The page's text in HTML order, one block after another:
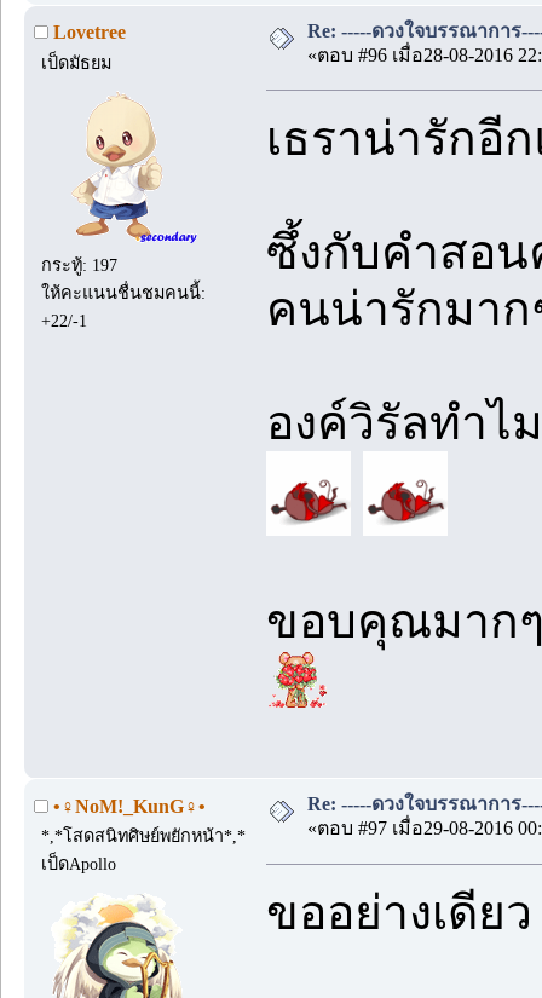
Lovetree
เป็ดมัธยม
กระทู้: 197
ให้คะแนนชื่นชมคนนี้:
+22/-1
Re: -----ดวงใจบรรณาการ
«ตอบ #96 เมื่อ28-08-2016
เธราน่ารักอี
ซึ้งกับคำสอน
คนน่ารักมาก
องค์วิรัลทำไ
ขอบคุณมากๆ
•♀NoM!_KunG♀•
*,*โสดสนิทศิษย์พยักหน้า*,*
เป็ดApollo
Re: -----ดวงใจบรรณาการ
«ตอบ #97 เมื่อ29-08-2016
ขออย่างเดีย